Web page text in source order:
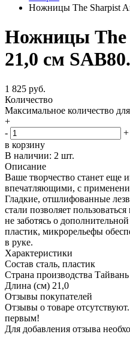
Ножницы The Sharpist
Ножницы The
21,0 см
1 825 руб.
Количество
Максимальное количество
+
-
+
в корзину
В наличии: 2 шт.
Описание
Ваше творчество станет еще
впечатляющими, с
Гладкие, отшлифованные
стали позволяет
не заботясь о
пластик, микрорельефы
в руке.
Характеристики
Состав сталь, пластик
Страна производства Тайвань
Длина (см) 21,0
Отзывы покупателей
Отзывы о товаре
первым!
Для добавления отзыва